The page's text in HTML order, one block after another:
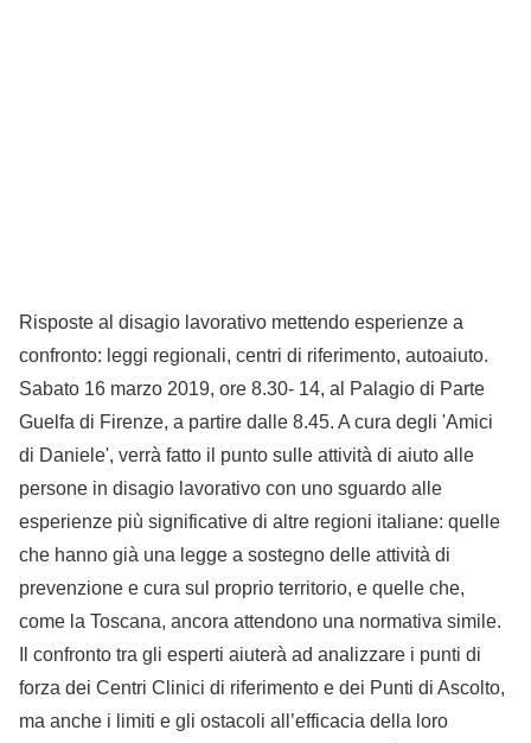
Risposte al disagio lavorativo mettendo esperienze a
confronto: leggi regionali, centri di riferimento, autoaiuto.
Sabato 16 marzo 2019, ore 8.30- 14, al Palagio di Parte
Guelfa di Firenze, a partire dalle 8.45. A cura degli 'Amici
di Daniele', verrà fatto il punto sulle attività di aiuto alle
persone in disagio lavorativo con uno sguardo alle
esperienze più significative di altre regioni italiane: quelle
che hanno già una legge a sostegno delle attività di
prevenzione e cura sul proprio territorio, e quelle che,
come la Toscana, ancora attendono una normativa simile.
Il confronto tra gli esperti aiuterà ad analizzare i punti di
forza dei Centri Clinici di riferimento e dei Punti di Ascolto,
ma anche i limiti e gli ostacoli all’efficacia della loro